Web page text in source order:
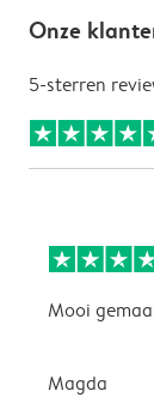
Onze
5-sterren
Mooi
Magda